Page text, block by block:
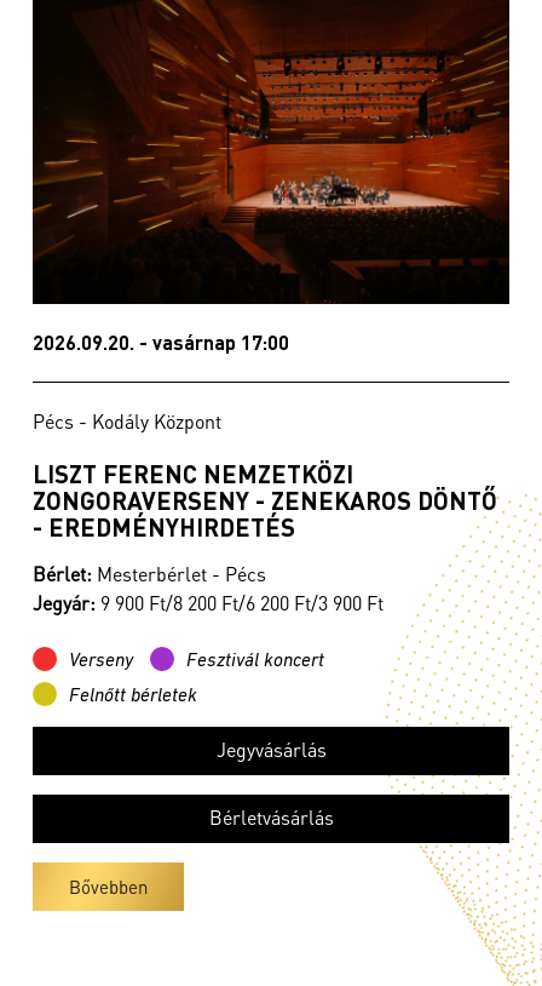
2026.09.20. - vasárnap 17:00
Pécs - Kodály Központ
LISZT FERENC NEMZETKÖZI
ZONGORAVERSENY - ZENEKAROS DÖNTŐ
- EREDMÉNYHIRDETÉS
Bérlet: Mesterbérlet - Pécs
Jegyár: 9 900 Ft/8 200 Ft/6 200 Ft/3 900 Ft
Verseny
Fesztivál koncert
Felnőtt bérletek
Jegyvásárlás
Bérletvásárlás
Bővebben